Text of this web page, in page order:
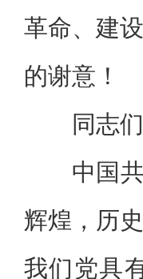
革命、建
的谢意！
同志
中国
辉煌，历
我们党具